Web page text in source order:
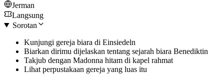
Jerman
Langsung
Sorotan
Kunjungi gereja biara di Einsiedeln
Biarkan dirimu dijelaskan tentang sejarah biara Benediktin
Takjub dengan Madonna hitam di kapel rahmat
Lihat perpustakaan gereja yang luas itu